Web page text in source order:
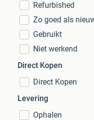
Refurbished
Zo goed als
Gebruikt
Niet werkend
Direct Kopen
Direct Kopen
Levering
Ophalen